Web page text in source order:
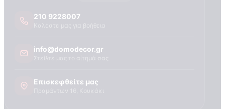
210 9228007
info@domodecor.gr
Επισκεφθείτε μας